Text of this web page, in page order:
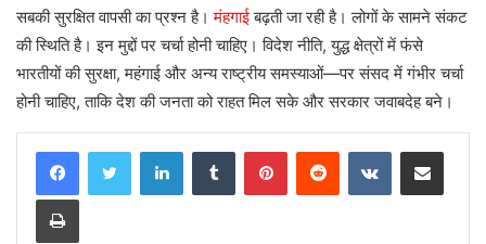
सबकी सुरक्षित वापसी का प्रश्न है।मंहगाईबढ़ती जा रही है। लोगों के सामने संकट
की स्थिति है। इन मुद्दों पर चर्चा होनी चाहिए। विदेश नीति, युद्ध क्षेत्रों में फंसे
भारतीयों की सुरक्षा, महंगाई और अन्य राष्ट्रीय समस्याओं—पर संसद में गंभीर चर्चा
होनी चाहिए, ताकि देश की जनता को राहत मिल सके और सरकार जवाबदेह बने।
LinkedInTumblr PinterestReddit VKontakteShare via Email
Print